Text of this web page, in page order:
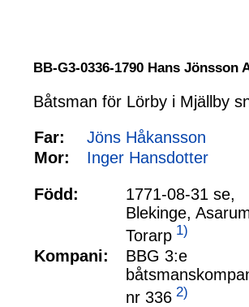
BB-G3-0336-1790 Hans Jönsson
Båtsman för Lörby i Mjällby
Far:
Jöns Håkansson
Mor:
Inger Hansdotter
Född:
1771-08-31 se,
Blekinge,
Torarp 1)
Kompani:
BBG 3:e
nr 336 2)